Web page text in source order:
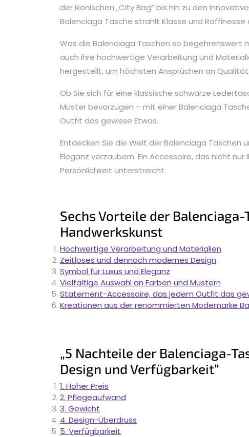
der ikonischen „City Bag“ bis hin zu den
Balenciaga Tasche strahlt Klasse und Raffinesse
Was die Balenciaga Taschen so begehrenswert
auch ihre hochwertige Verarbeitung und
hergestellt, um höchsten Ansprüchen an
Ob Sie sich für eine klassische schwarze
Muster bevorzugen – mit einer Balenciaga
Outfit das gewisse Etwas.
Entdecken Sie die Welt der Balenciaga Taschen
Eleganz verzaubern. Ein Accessoire, das nicht
Persönlichkeit unterstreicht.
Sechs Vorteile der Balenciaga-
Handwerkskunst
Hochwertige Verarbeitung und Materialien
Zeitloses und dennoch modernes Design
Symbol für Luxus und Eleganz
Vielfältige Auswahl an Farben und Mustern
Statement-Accessoire, das jedem Outfit das
Kreationen aus der renommierten Modemarke
„5 Nachteile der Balenciaga-
Design und Verfügbarkeit“
1. Hoher Preis
2. Pflegeaufwand
3. Gewicht
4. Design-Überdruss
5. Verfügbarkeit